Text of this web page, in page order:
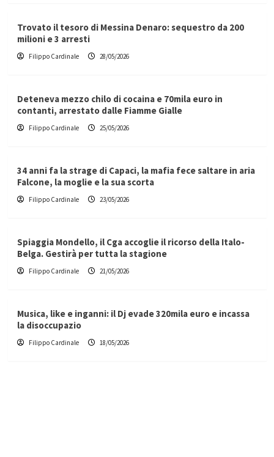
Trovato il tesoro di Messina Denaro: sequestro da 200
milioni e 3 arresti
Filippo Cardinale 28/05/2026
Deteneva mezzo chilo di cocaina e 70mila euro in
contanti, arrestato dalle Fiamme Gialle
Filippo Cardinale 25/05/2026
34 anni fa la strage di Capaci, la mafia fece saltare in aria
Falcone, la moglie e la sua scorta
Filippo Cardinale 23/05/2026
Spiaggia Mondello, il Cga accoglie il ricorso della Italo-
Belga. Gestirà per tutta la stagione
Filippo Cardinale 21/05/2026
Musica, like e inganni: il Dj evade 320mila euro e incassa
la disoccupazio
Filippo Cardinale 18/05/2026